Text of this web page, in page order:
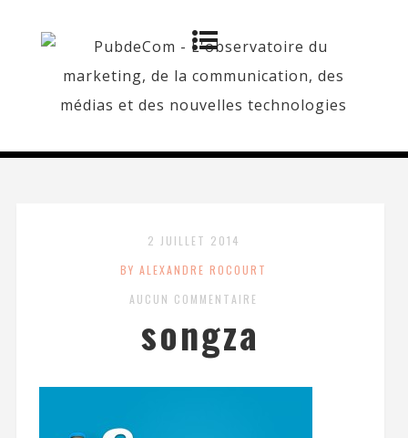
2 JUILLET 2014
BY ALEXANDRE ROCOURT
AUCUN COMMENTAIRE
songza